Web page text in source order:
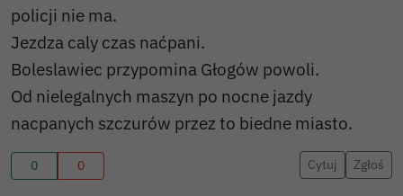
policji nie ma.
Jezdza caly czas naćpani.
Boleslawiec przypomina Głogów powoli.
Od nielegalnych maszyn po nocne jazdy
nacpanych szczurów przez to biedne miasto.
0 0 Cytuj Zgłoś